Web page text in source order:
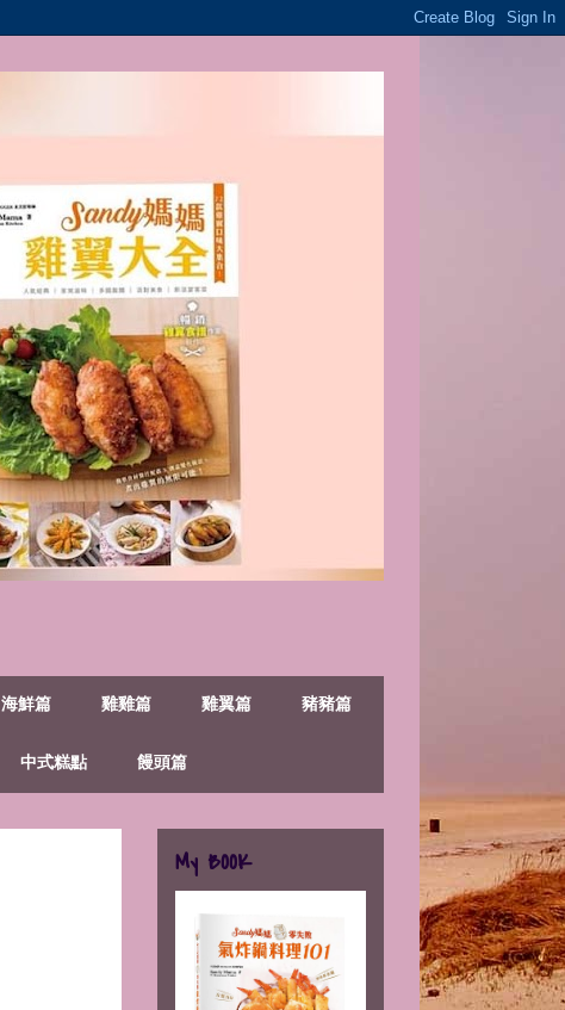
海鮮篇 雞雞篇 雞翼篇 豬豬篇
中式糕點 饅頭篇
My BOOK